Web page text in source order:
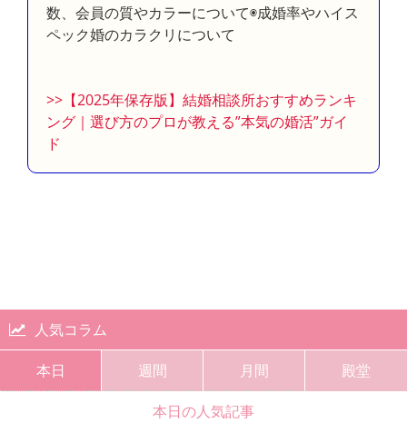
数、会員の質やカラーについて◉成婚率やハイス
ペック婚のカラクリについて
>>【2025年保存版】結婚相談所おすすめランキ
ング｜選び方のプロが教える”本気の婚活”ガイ
ド
人気コラム
本日 週間 月間 殿堂
本日の人気記事